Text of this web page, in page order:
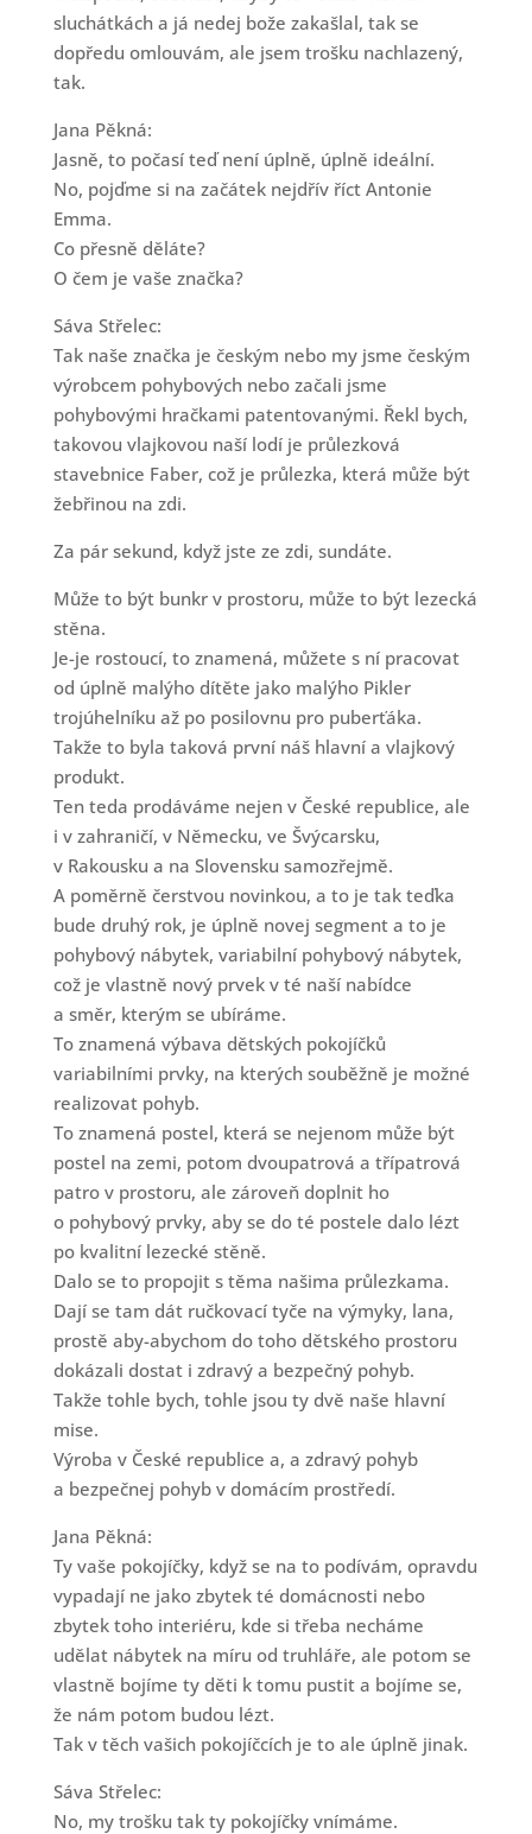
sluchátkách a já nedej bože zakašlal, tak se
dopředu omlouvám, ale jsem trošku nachlazený,
tak.
Jana Pěkná:
Jasně, to počasí teď není úplně, úplně ideální.
No, pojďme si na začátek nejdřív říct Antonie
Emma.
Co přesně děláte?
O čem je vaše značka?
Sáva Střelec:
Tak naše značka je českým nebo my jsme českým
výrobcem pohybových nebo začali jsme
pohybovými hračkami patentovanými. Řekl bych,
takovou vlajkovou naší lodí je průlezková
stavebnice Faber, což je průlezka, která může být
žebřinou na zdi.
Za pár sekund, když jste ze zdi, sundáte.
Může to být bunkr v prostoru, může to být lezecká
stěna.
Je-je rostoucí, to znamená, můžete s ní pracovat
od úplně malýho dítěte jako malýho Pikler
trojúhelníku až po posilovnu pro puberťáka.
Takže to byla taková první náš hlavní a vlajkový
produkt.
Ten teda prodáváme nejen v České republice, ale
i v zahraničí, v Německu, ve Švýcarsku,
v Rakousku a na Slovensku samozřejmě.
A poměrně čerstvou novinkou, a to je tak teďka
bude druhý rok, je úplně novej segment a to je
pohybový nábytek, variabilní pohybový nábytek,
což je vlastně nový prvek v té naší nabídce
a směr, kterým se ubíráme.
To znamená výbava dětských pokojíčků
variabilními prvky, na kterých souběžně je možné
realizovat pohyb.
To znamená postel, která se nejenom může být
postel na zemi, potom dvoupatrová a třípatrová
patro v prostoru, ale zároveň doplnit ho
o pohybový prvky, aby se do té postele dalo lézt
po kvalitní lezecké stěně.
Dalo se to propojit s těma našima průlezkama.
Dají se tam dát ručkovací tyče na výmyky, lana,
prostě aby-abychom do toho dětského prostoru
dokázali dostat i zdravý a bezpečný pohyb.
Takže tohle bych, tohle jsou ty dvě naše hlavní
mise.
Výroba v České republice a, a zdravý pohyb
a bezpečnej pohyb v domácím prostředí.
Jana Pěkná:
Ty vaše pokojíčky, když se na to podívám, opravdu
vypadají ne jako zbytek té domácnosti nebo
zbytek toho interiéru, kde si třeba necháme
udělat nábytek na míru od truhláře, ale potom se
vlastně bojíme ty děti k tomu pustit a bojíme se,
že nám potom budou lézt.
Tak v těch vašich pokojíčcích je to ale úplně jinak.
Sáva Střelec:
No, my trošku tak ty pokojíčky vnímáme.